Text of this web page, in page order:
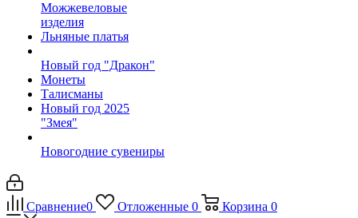
Можжевеловые
изделия
Льняные платья
Новый год "Дракон"
Монеты
Талисманы
Новый год 2025
"Змея"
Новогодние сувениры
Сравнение0 Отложенные 0 Корзина 0